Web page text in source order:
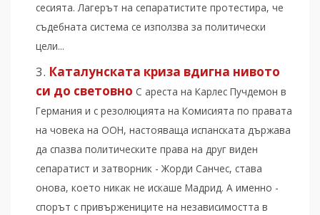
сесията. Лагерът на сепаратистите протестира, че
съдебната система се използва за политически
цели...
Каталунската криза вдигна нивото
си до световно С ареста на Карлес Пучдемон в
Германия и с резолюцията на Комисията по правата
на човека на ООН, настояваща испанската държава
да спазва политическите права на друг виден
сепаратист и затворник - Жорди Санчес, става
онова, което никак не искаше Мадрид. А именно -
спорът с привържениците на независимостта в